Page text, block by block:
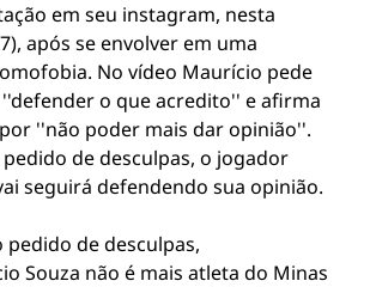
em seu instagram, nesta
após se envolver em uma
No vídeo Maurício pede
o que acredito'' e afirma
''não poder mais dar opinião''.
de desculpas, o jogador
seguirá defendendo sua opinião.
pedido de desculpas,
Souza não é mais atleta do Minas